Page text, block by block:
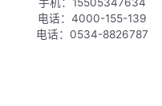
手机：15505347634
电话：4000-155-139
电话：0534-8826787